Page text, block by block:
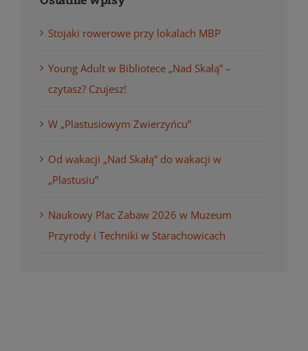
Stojaki rowerowe przy lokalach MBP
Young Adult w Bibliotece „Nad Skałą” –
czytasz? Czujesz!
W „Plastusiowym Zwierzyńcu”
Od wakacji „Nad Skałą” do wakacji w
„Plastusiu”
Naukowy Plac Zabaw 2026 w Muzeum
Przyrody i Techniki w Starachowicach